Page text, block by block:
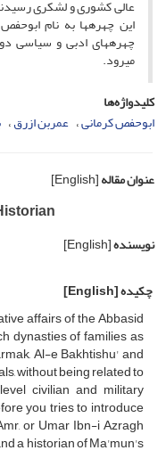
عالى کشورى و لشکرى
این چهره‏ها به نام
چهره‏هاى ادبى و سیاسى
مى‏رود.
کلیدواژه‌ها
ابوحفص کرمانى عمربن ازرق
عنوان مقاله[English]
نویسنده[English]
چکیده[English]
affairs of the Abbasid
dynasties of families as
Al-e Bakhtishu' and
without being related to
civilian and military
you tries to introduce
or Umar Ibn-i Azragh
a historian of Ma'mun's